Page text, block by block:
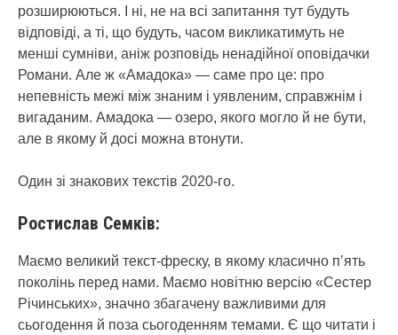
розширюються. І ні, не на всі запитання тут будуть
відповіді, а ті, що будуть, часом викликатимуть не
менші сумніви, аніж розповідь ненадійної оповідачки
Романи. Але ж «Амадока» — саме про це: про
непевність межі між знаним і уявленим, справжнім і
вигаданим. Амадока — озеро, якого могло й не бути,
але в якому й досі можна втонути.
Один зі знакових текстів 2020-го.
Ростислав Семків:
Маємо великий текст-фреску, в якому класично п’ять
поколінь перед нами. Маємо новітню версію «Сестер
Річинських», значно збагачену важливими для
сьогодення й поза сьогоденням темами. Є що читати і